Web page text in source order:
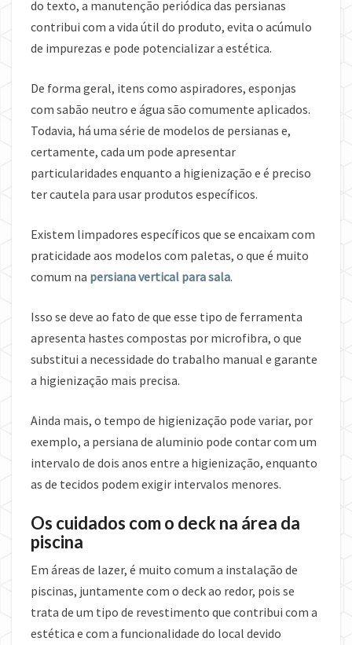
do texto, a manutenção periódica das persianas
contribui com a vida útil do produto, evita o acúmulo
de impurezas e pode potencializar a estética.
De forma geral, itens como aspiradores, esponjas
com sabão neutro e água são comumente aplicados.
Todavia, há uma série de modelos de persianas e,
certamente, cada um pode apresentar
particularidades enquanto a higienização e é preciso
ter cautela para usar produtos específicos.
Existem limpadores específicos que se encaixam com
praticidade aos modelos com paletas, o que é muito
comum na persiana vertical para sala.
Isso se deve ao fato de que esse tipo de ferramenta
apresenta hastes compostas por microfibra, o que
substitui a necessidade do trabalho manual e garante
a higienização mais precisa.
Ainda mais, o tempo de higienização pode variar, por
exemplo, a persiana de aluminio pode contar com um
intervalo de dois anos entre a higienização, enquanto
as de tecidos podem exigir intervalos menores.
Os cuidados com o deck na área da
piscina
Em áreas de lazer, é muito comum a instalação de
piscinas, juntamente com o deck ao redor, pois se
trata de um tipo de revestimento que contribui com a
estética e com a funcionalidade do local devido